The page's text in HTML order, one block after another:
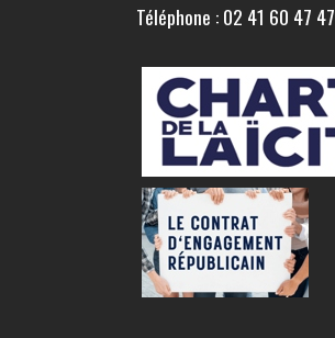
Téléphone : 02 41 60 47 47